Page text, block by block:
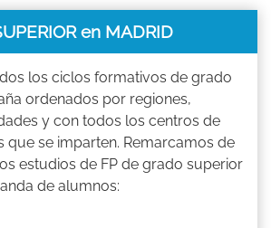
en MADRID
los ciclos formativos de grado
ordenados por regiones,
y con todos los centros de
que se imparten. Remarcamos de
estudios de FP de grado superior
de alumnos: